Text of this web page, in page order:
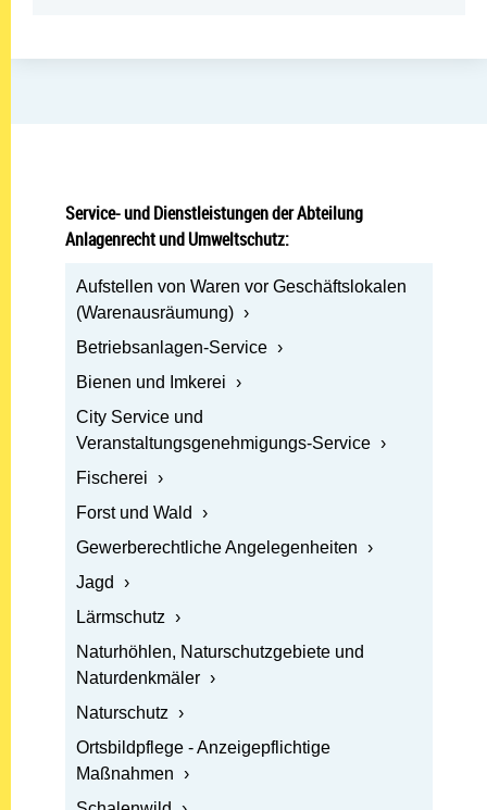
Service- und Dienstleistungen der Abteilung
Anlagenrecht und Umweltschutz:
Öffnen: Aufstellen von Waren vor Geschäftslokalen
Aufstellen von Waren vor Geschäftslokalen
(Warenausräumung)
Öffnen: Betriebsanlagen-Service
Betriebsanlagen-Service
Öffnen: Bienen und Imkerei
Bienen und Imkerei
Öffnen: City Service und
City Service und
Veranstaltungsgenehmigungs-Service
Öffnen: Fischerei
Fischerei
Öffnen: Forst und Wald
Forst und Wald
Öffnen: Gewerberechtliche Angelegenheiten
Gewerberechtliche Angelegenheiten
Öffnen: Jagd
Jagd
Öffnen: Lärmschutz
Lärmschutz
Öffnen: Naturhöhlen, Naturschutzgebiete und
Naturhöhlen, Naturschutzgebiete und
Naturdenkmäler
Öffnen: Naturschutz
Naturschutz
Öffnen: Ortsbildpflege - Anzeigepflichtige
Ortsbildpflege - Anzeigepflichtige
Maßnahmen